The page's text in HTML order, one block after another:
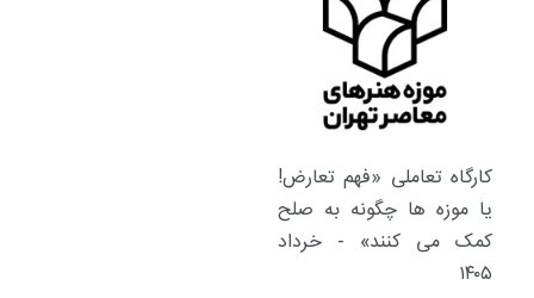
کارگاه تعاملی «فهم تعارض!
یا موزه ها چگونه به صلح
کمک می کنند» - خرداد
۱۴۰۵